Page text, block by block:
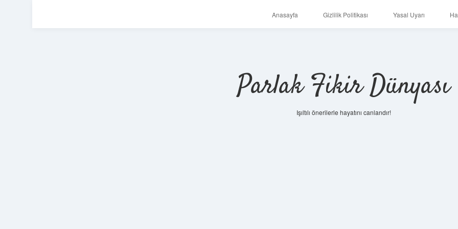
Anasayfa Gizlilik Politikası Yasal Uyarı
Parlak Fikir Dünyası
Işıltılı önerilerle hayatını canlandır!